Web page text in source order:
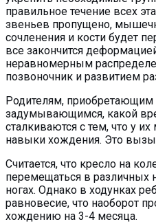
правильное течение всех
звеньев пропущено,
сочленения и кости будет
все закончится
неравномерным
позвоночник и развитием
Родителям, приобретающим
задумывающимся, какой
сталкиваются с тем, что у
навыки хождения. Это
Считается, что кресло на
перемещаться в различных
ногах. Однако в ходунках
равновесие, что наоборот
хождению на 3-4 месяца.